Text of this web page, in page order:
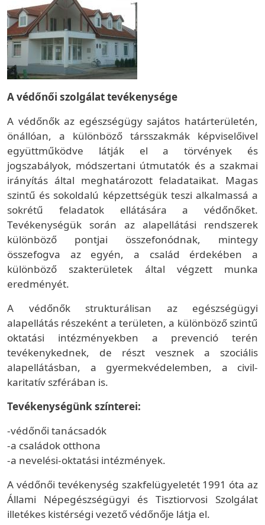
A védőnői szolgálat tevékenysége
A védőnők az egészségügy sajátos határterületén,
önállóan, a különböző társszakmák képviselőivel
együttműködve látják el a törvények és
jogszabályok, módszertani útmutatók és a szakmai
irányítás által meghatározott feladataikat. Magas
szintű és sokoldalú képzettségük teszi alkalmassá a
sokrétű feladatok ellátására a védőnőket.
Tevékenységük során az alapellátási rendszerek
különböző pontjai összefonódnak, mintegy
összefogva az egyén, a család érdekében a
különböző szakterületek által végzett munka
eredményét.
A védőnők strukturálisan az egészségügyi
alapellátás részeként a területen, a különböző szintű
oktatási intézményekben a prevenció terén
tevékenykednek, de részt vesznek a szociális
alapellátásban, a gyermekvédelemben, a civil-
karitatív szférában is.
Tevékenységünk színterei:
-védőnői tanácsadók
-a családok otthona
-a nevelési-oktatási intézmények.
A védőnői tevékenység szakfelügyeletét 1991 óta az
Állami Népegészségügyi és Tisztiorvosi Szolgálat
illetékes kistérségi vezető védőnője látja el.